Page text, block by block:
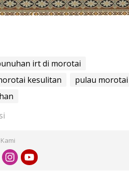
irt di morotai
kesulitan
pulau morotai